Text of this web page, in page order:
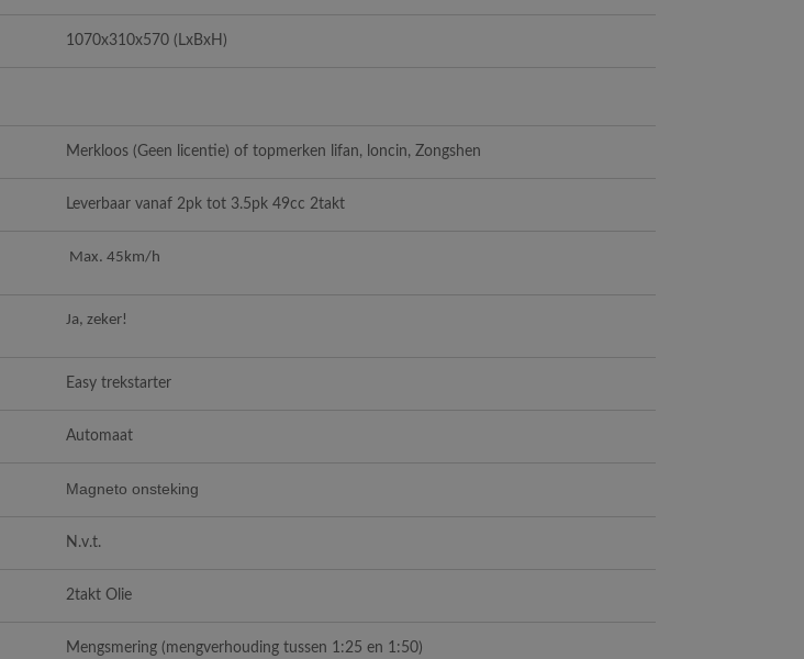
1070x310x570 (LxBxH)
Merkloos (Geen licentie) of topmerken lifan, loncin, Zongshen
Leverbaar vanaf 2pk tot 3.5pk 49cc 2takt
Max. 45km/h
Ja, zeker!
Easy trekstarter
Automaat
Magneto onsteking
N.v.t.
2takt Olie
Mengsmering (mengverhouding tussen 1:25 en 1:50)